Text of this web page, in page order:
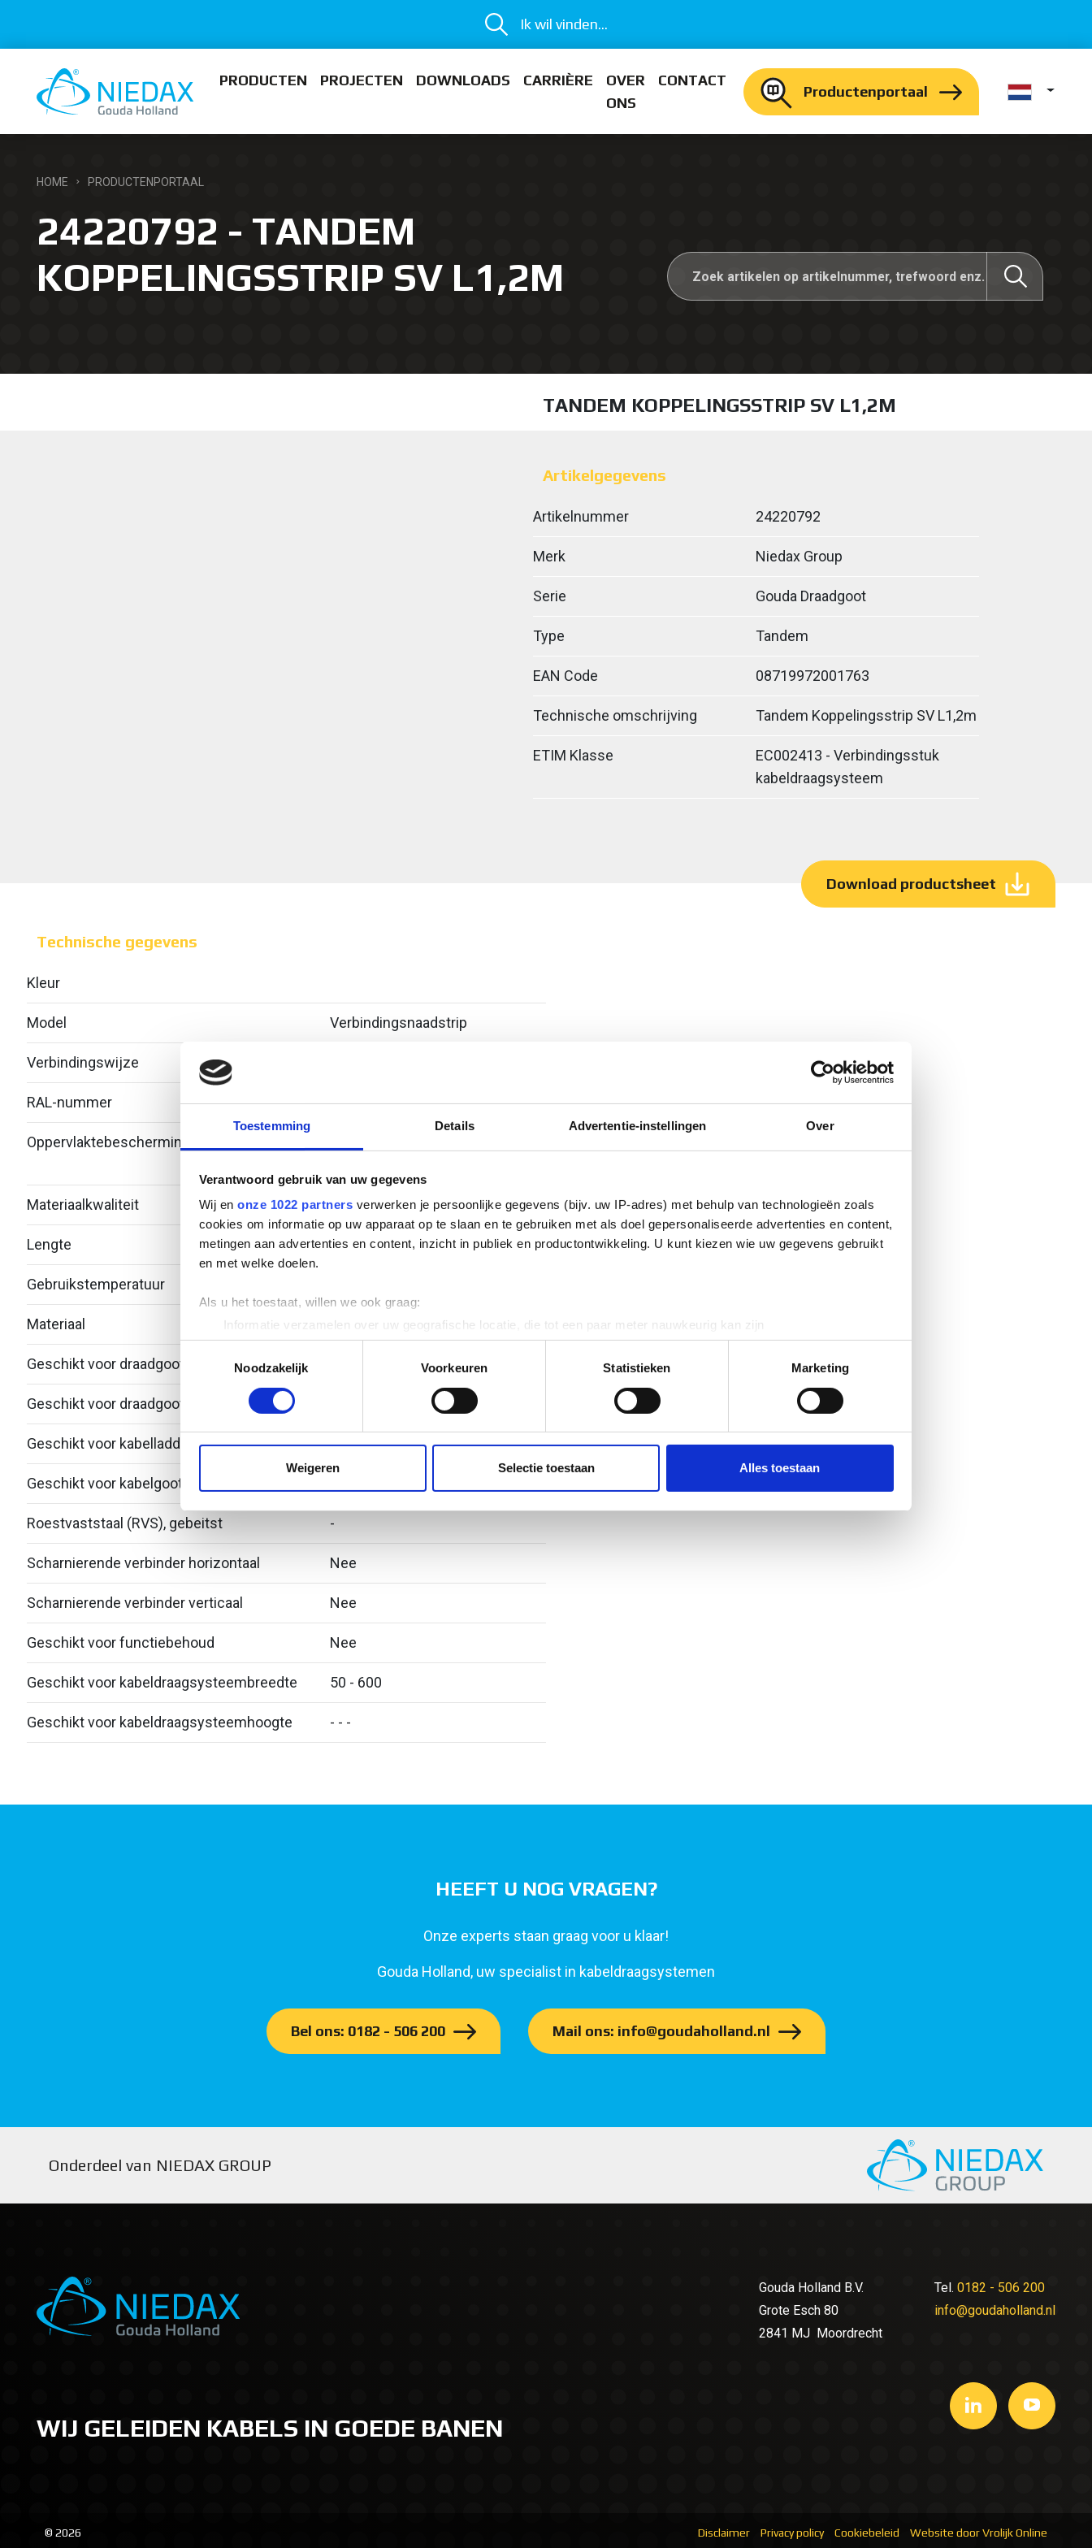
Toestemming Details Advertentie-instellingen Over
Verantwoord gebruik van uw gegevens
Wij en onze 1022 partners verwerken je persoonlijke gegevens (bijv. uw IP-adres) met behulp van technologieën zoals
cookies om informatie op uw apparaat op te slaan en te gebruiken met als doel gepersonaliseerde advertenties en content,
metingen aan advertenties en content, inzicht in publiek en productontwikkeling. U kunt kiezen wie uw gegevens gebruikt
en met welke doelen.
Als u het toestaat, willen we ook graag:
Informatie verzamelen over uw geografische locatie, die tot een paar meter nauwkeurig kan zijn
Uw apparaat identificeren door het actief te scannen op specifieke eigenschappen (fingerprinting)
Lees meer over hoe uw persoonlijke gegevens worden verwerkt en stel uw voorkeuren in het
detailgedeeltein. U kunt uw
toestemming op elk moment wijzigen of intrekken in de Cookieverklaring.
websiteverkeer te analyseren. Ook delen we informatie over uw gebruik van onze site met onze partners voor social
media, adverteren en analyse. Deze partners kunnen deze gegevens combineren met andere informatie die u aan ze heeft
Noodzakelijk
Voorkeuren Statistieken Marketing
Weigeren Selectie toestaan Alles toestaan
Ik wil vinden...
PRODUCTEN PROJECTEN DOWNLOADS CARRIÈRE
OVER
ONS
CONTACT
Productenportaal
HOME PRODUCTENPORTAAL
24220792 - TANDEM
KOPPELINGSSTRIP SV L1,2M
TANDEM KOPPELINGSSTRIP SV L1,2M
Artikelgegevens
Artikelnummer 24220792
Merk Niedax Group
Serie Gouda Draadgoot
Type Tandem
EAN Code 08719972001763
Technische omschrijving Tandem Koppelingsstrip SV L1,2m
ETIM Klasse
EC002413 - Verbindingsstuk
kabeldraagsysteem
Download productsheet
Technische gegevens
Kleur
Model Verbindingsnaadstrip
Verbindingswijze
RAL-nummer -
Oppervlaktebescherming
Materiaalkwaliteit Overig
Lengte 1200
Gebruikstemperatuur
Materiaal Staal
Geschikt voor draadgoot
Geschikt voor draadgootdraad
Geschikt voor kabelladder Nee
Geschikt voor kabelgoot
Roestvaststaal (RVS), gebeitst -
Scharnierende verbinder horizontaal Nee
Scharnierende verbinder verticaal Nee
Geschikt voor functiebehoud Nee
Geschikt voor kabeldraagsysteembreedte 50 - 600
Geschikt voor kabeldraagsysteemhoogte - - -
HEEFT U NOG VRAGEN?
Onze experts staan graag voor u klaar!
Gouda Holland, uw specialist in kabeldraagsystemen
Bel ons: 0182 - 506 200 Mail ons: info@goudaholland.nl
Onderdeel van NIEDAX GROUP
WIJ GELEIDEN KABELS IN GOEDE BANEN
Gouda Holland B.V.
Grote Esch 80
2841 MJ Moordrecht
Tel. 0182 - 506 200
info@goudaholland.nl
© 2026 Disclaimer Privacy policy Cookiebeleid Website door Vrolijk Online